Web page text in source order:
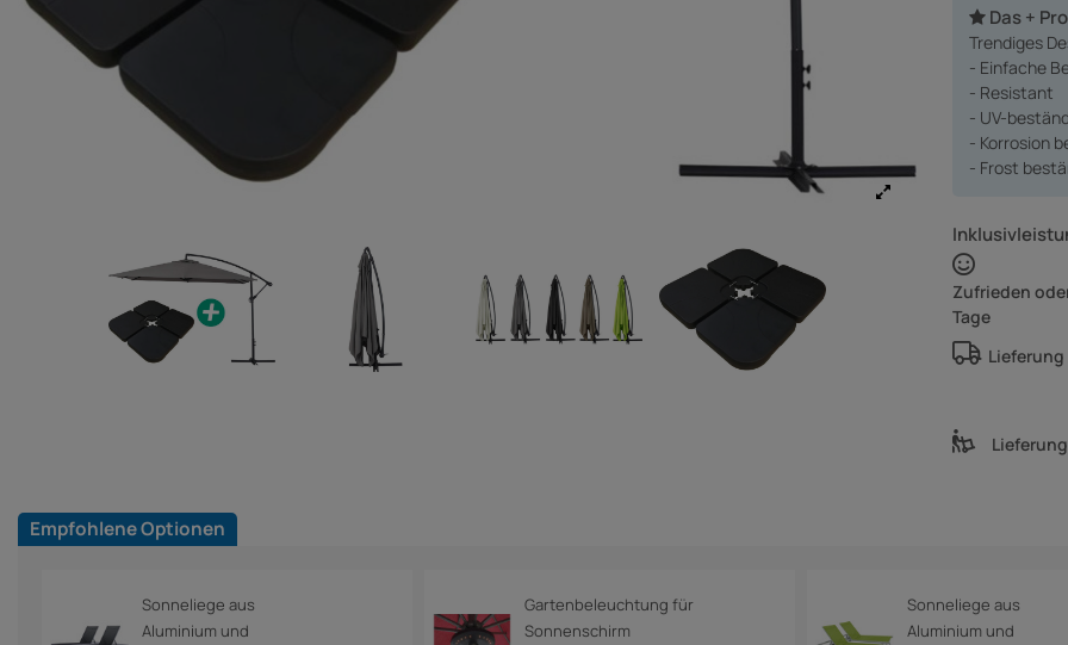
Das +
Trendiges
- Einfache
- Resistant
- UV-
- Korrosion
- Frost
Zufrieden
Tage
Empfohlene Optionen
Sonneliege aus
Aluminium und
Gartenbeleuchtung für
Sonnenschirm
Sonneliege aus
Aluminium und